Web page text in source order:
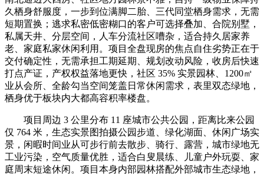
久栖身舒服度，一步到位满脚二胎、三代同堂栖身需求，无需
短期置换；逃求私密低密糊口的客户可选择叠加、合院别墅，
私属天井、分层空间，人车分流社区嘈杂，适合持久居家养
老、家庭私家休闲利用。项目全盘现房的焦点自住劣势正在于
交付确定性，无需承担工期延期、规划改动风险，收房后快速
打点产证，产权权益落地更快，社区 35% 实景园林、1200㎡
业从会所、全龄勾当空间笼盖日常休闲需求，表里双态绿地，
栖身优于板块内大都高容积率楼盘。
项目周边 3 公里分布 11 座城市公共公园，距离比来公园
仅 764 米，生态实景图拍摄公园步道、绿化湖面、休闲广场实
景，闲暇时间业从可步行前去散步、骑行、露营，城市绿地无
工业污染，空气质量优胜，适合白叟晨练、儿童户外玩耍、家
庭周末短途休闲。项目本身内部园林搭配外部城市生态绿地，